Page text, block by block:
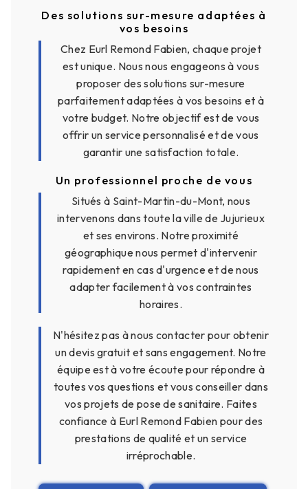
Des solutions sur-mesure adaptées à
vos besoins
Chez Eurl Remond Fabien, chaque projet
est unique. Nous nous engageons à vous
proposer des solutions sur-mesure
parfaitement adaptées à vos besoins et à
votre budget. Notre objectif est de vous
offrir un service personnalisé et de vous
garantir une satisfaction totale.
Un professionnel proche de vous
Situés à Saint-Martin-du-Mont, nous
intervenons dans toute la ville de Jujurieux
et ses environs. Notre proximité
géographique nous permet d'intervenir
rapidement en cas d'urgence et de nous
adapter facilement à vos contraintes
horaires.
N'hésitez pas à nous contacter pour obtenir
un devis gratuit et sans engagement. Notre
équipe est à votre écoute pour répondre à
toutes vos questions et vous conseiller dans
vos projets de pose de sanitaire. Faites
confiance à Eurl Remond Fabien pour des
prestations de qualité et un service
irréprochable.